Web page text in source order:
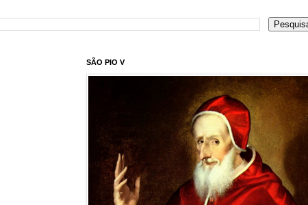
SÃO PIO V